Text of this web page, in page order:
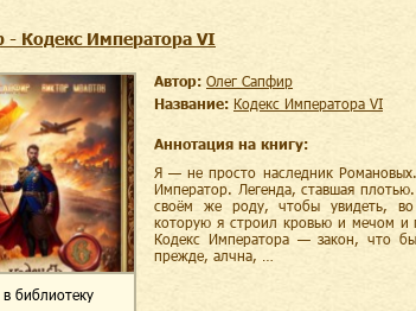
- Кодекс Императора VI
в библиотеку
Автор:
Олег Сапфир
Название:
Кодекс Императора VI
Аннотация на книгу:
Я — не просто наследник
Император. Легенда, ставшая
своём же роду, чтобы увидеть,
которую я строил кровью и мечом и
Кодекс Императора — закон, что
прежде, алчна, …